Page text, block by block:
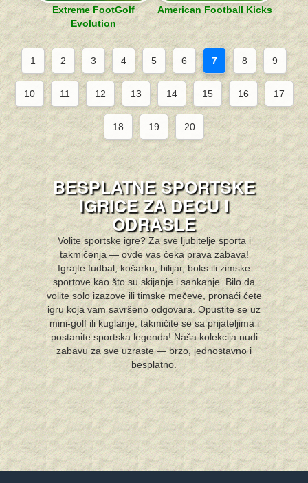
Extreme FootGolf
Evolution
American Football Kicks
1 2 3 4 5 6 7 8 9
10 11 12 13 14 15 16 17
18 19 20
BESPLATNE SPORTSKE
IGRICE ZA DECU I
ODRASLE
Volite sportske igre? Za sve ljubitelje sporta i
takmičenja — ovde vas čeka prava zabava!
Igrajte fudbal, košarku, bilijar, boks ili zim­ske
sportove kao što su skijanje i sankanje. Bilo da
volite solo izazove ili timske mečeve, pronaći ćete
igru koja vam savršeno odgovara. Opustite se uz
mini-golf ili kuglanje, takmičite se sa prijateljima i
postanite sportska legenda! Naša kolekcija nudi
zabavu za sve uzraste — brzo, jednostavno i
besplatno.